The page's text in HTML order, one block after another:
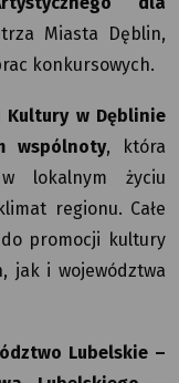
Miasta Dęblin,
konkursowych.
Kultury w Dęblinie
wspólnoty, która
lokalnym życiu
regionu. Całe
promocji kultury
jak i województwa
Lubelskie –